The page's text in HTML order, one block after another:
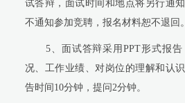
试答辩，面试时间和地点将另行通
不通知参加竞聘，报名材料恕不退回。
5、面试答辩采用PPT形式报告
况、工作业绩、对岗位的理解和认
告时间10分钟，提问2分钟。